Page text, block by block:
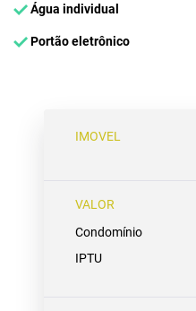
Água individual
Portão eletrônico
IMOVEL
VALOR
Condomínio
IPTU